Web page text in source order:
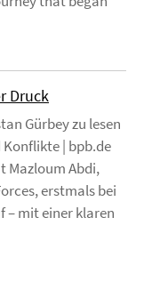
Druck
Gürbey zu lesen
| bpb.de
Mazloum Abdi,
erstmals bei
– mit einer klaren